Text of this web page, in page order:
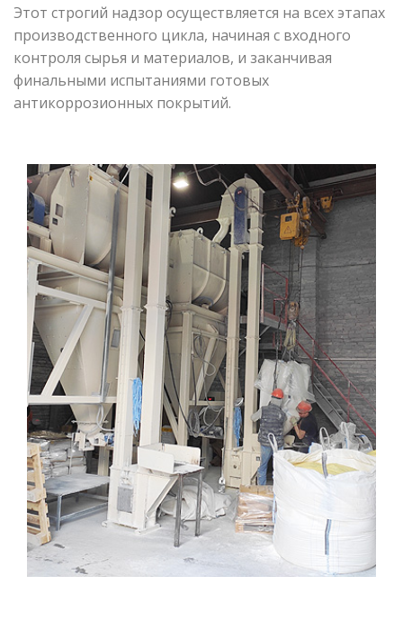
Этот строгий надзор осуществляется на всех этапах
производственного цикла, начиная с входного
контроля сырья и материалов, и заканчивая
финальными испытаниями готовых
антикоррозионных покрытий.